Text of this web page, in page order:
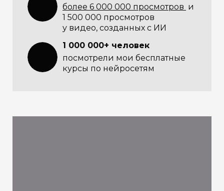
более 6 000 000 просмотров и
1 500 000 просмотров
у видео, созданных с ИИ
1 000 000+ человек
посмотрели мои бесплатные
курсы по нейросетям